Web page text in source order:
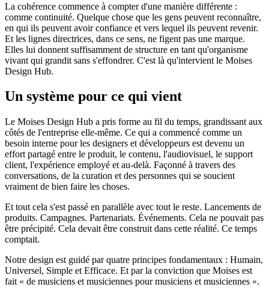
La cohérence commence à compter d'une manière différente :
comme continuité. Quelque chose que les gens peuvent reconnaître,
en qui ils peuvent avoir confiance et vers lequel ils peuvent revenir.
Et les lignes directrices, dans ce sens, ne figent pas une marque.
Elles lui donnent suffisamment de structure en tant qu'organisme
vivant qui grandit sans s'effondrer. C'est là qu'intervient le Moises
Design Hub.
Un système pour ce qui vient
Le Moises Design Hub a pris forme au fil du temps, grandissant aux
côtés de l'entreprise elle-même. Ce qui a commencé comme un
besoin interne pour les designers et développeurs est devenu un
effort partagé entre le produit, le contenu, l'audiovisuel, le support
client, l'expérience employé et au-delà. Façonné à travers des
conversations, de la curation et des personnes qui se soucient
vraiment de bien faire les choses.
Et tout cela s'est passé en parallèle avec tout le reste. Lancements de
produits. Campagnes. Partenariats. Événements. Cela ne pouvait pas
être précipité. Cela devait être construit dans cette réalité. Ce temps
comptait.
Notre design est guidé par quatre principes fondamentaux : Humain,
Universel, Simple et Efficace. Et par la conviction que Moises est
fait « de musiciens et musiciennes pour musiciens et musiciennes ».